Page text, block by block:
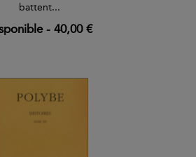
battent...
- 40,00 €